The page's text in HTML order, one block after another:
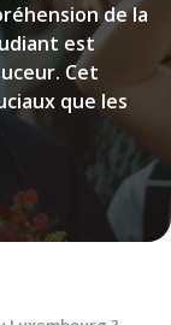
de la
est
Cet
que les